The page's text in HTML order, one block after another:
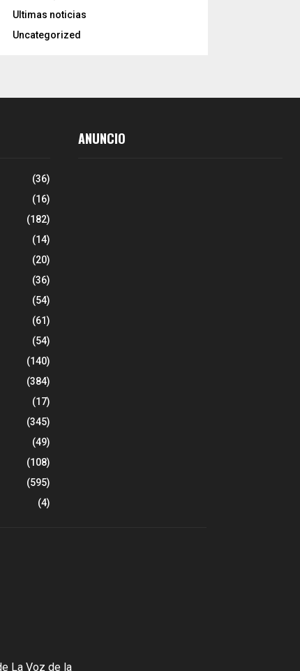
Ultimas noticias
Uncategorized
(36)
(16)
(182)
(14)
(20)
(36)
(54)
(61)
(54)
(140)
(384)
(17)
(345)
(49)
(108)
(595)
(4)
ANUNCIO
La Voz de la